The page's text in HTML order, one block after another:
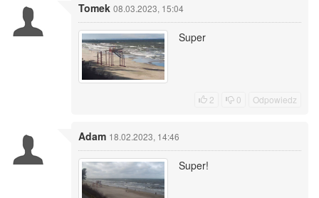
Tomek 08.03.2023, 15:04
Super
2 0 Odpowiedz
Adam 18.02.2023, 14:46
Super!